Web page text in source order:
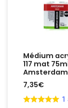
Médium
117 mat
Amsterdam
7,35€
1